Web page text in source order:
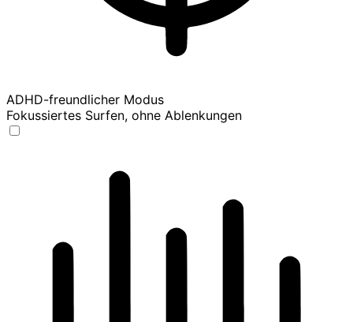
ADHD-freundlicher Modus
Fokussiertes Surfen, ohne Ablenkungen